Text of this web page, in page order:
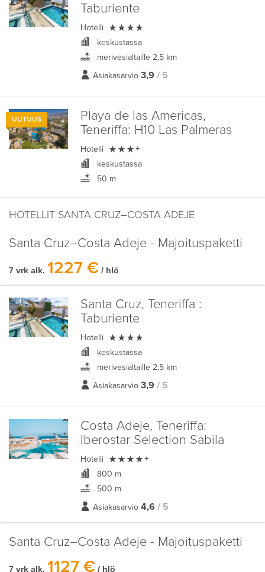
Taburiente
Hotelli 
keskustassa
merivesialtaille 2,5 km
Asiakasarvio 3,9 / 5
UUTUUS
Playa de las Americas,
Teneriffa: H10 Las Palmeras
Hotelli  +
keskustassa
50 m
HOTELLIT SANTA CRUZ–COSTA ADEJE
Santa Cruz–Costa Adeje - Majoituspaketti
7 vrk alk. 1227 € / hlö
Santa Cruz, Teneriffa :
Taburiente
Hotelli 
keskustassa
merivesialtaille 2,5 km
Asiakasarvio 3,9 / 5
Costa Adeje, Teneriffa:
Iberostar Selection Sabila
Hotelli  +
800 m
500 m
Asiakasarvio 4,6 / 5
Santa Cruz–Costa Adeje - Majoituspaketti
7 vrk alk. 1127 € / hlö